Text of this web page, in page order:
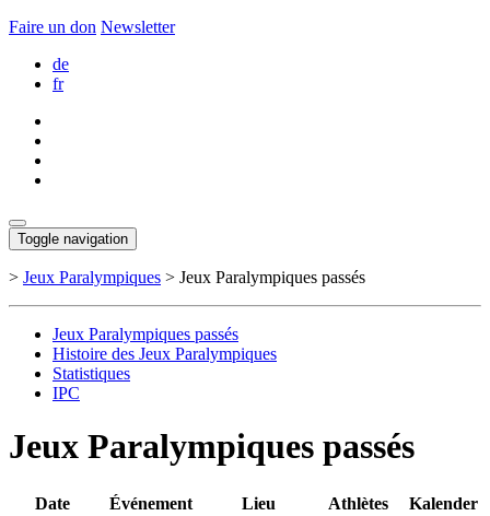
Faire un don Newsletter
de
fr
Toggle navigation
> Jeux Paralympiques > Jeux Paralympiques passés
Jeux Paralympiques passés
Histoire des Jeux Paralympiques
Statistiques
IPC
Jeux Paralympiques passés
Date Événement Lieu Athlètes Kalender